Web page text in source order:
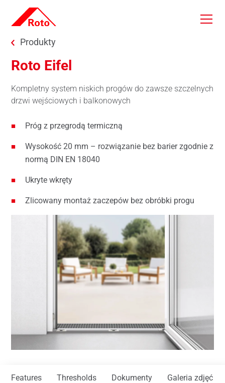
Skip to main content
You are here:
Produkty
Roto Eifel
Kompletny system niskich progów do zawsze szczelnych
drzwi wejściowych i balkonowych
Próg z przegrodą termiczną
Wysokość 20 mm – rozwiązanie bez barier zgodnie z
normą DIN EN 18040
Ukryte wkręty
Zlicowany montaż zaczepów bez obróbki progu
Features Thresholds Dokumenty Galeria zdjęć